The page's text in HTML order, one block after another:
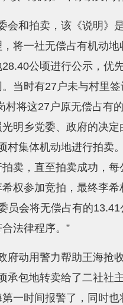
会和拍卖，该《说明》
将一社无偿占有机动
公顷进行公示，优
当时有27户未与村里
村将这27户原无偿占有
光明乡党委、政府的决
村集体机动地进行拍卖
卖，直至拍卖成功，
权参加竞拍，最终李
员会将无偿占有的
法律程序。”
府动用警力帮助王海抢
承包地转卖给了二社社
一时间报警了，同时